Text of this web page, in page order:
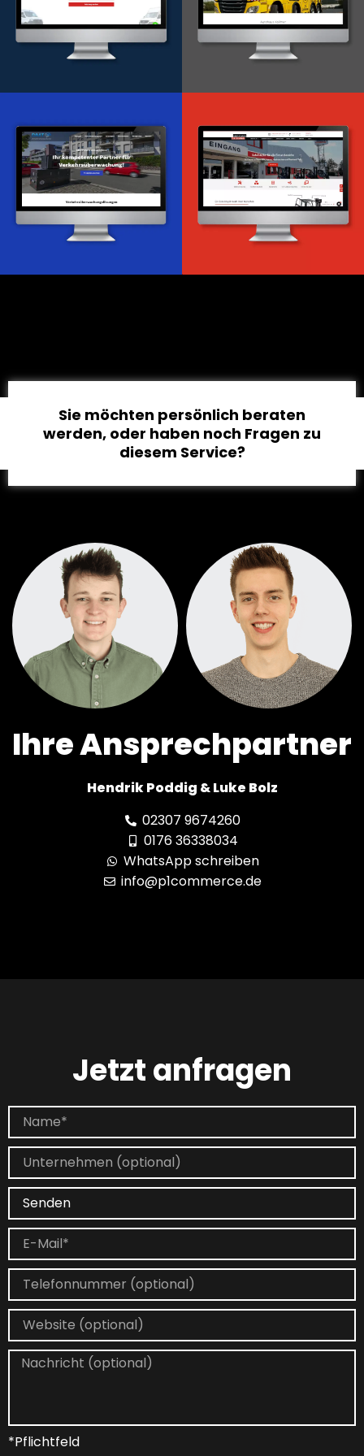
WordPress Entwicklung
Webdesign & -entwicklung
Sie möchten persönlich beraten
werden, oder haben noch Fragen zu
diesem Service?
Ihre Ansprechpartner
Hendrik Poddig & Luke Bolz
02307 9674260
0176 36338034
WhatsApp schreiben
info@p1commerce.de
Jetzt anfragen
*Pflichtfeld